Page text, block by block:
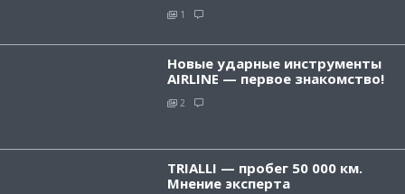
1
Новые ударные инструменты
AIRLINE — первое знакомство!
2
TRIALLI — пробег 50 000 км.
Мнение эксперта